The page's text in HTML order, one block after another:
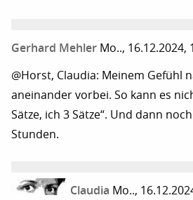
Gerhard Mehler Mo.., 16.12.2024,
@Horst, Claudia: Meinem Gefühl
aneinander vorbei. So kann es
Sätze, ich 3 Sätze“. Und dann
Stunden.
Claudia Mo..,